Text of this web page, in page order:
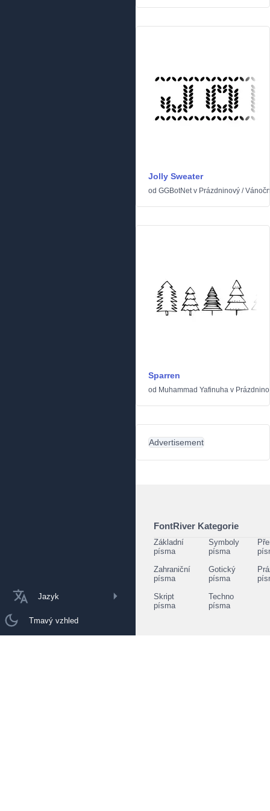
Jazyk
Tmavý vzhled
Jolly Sweater
od GGBotNetv Prázdninový /
Sparren
od Muhammad Yafinuha v
Advertisement
FontRiver Kategorie
Základní
písma
Symboly
písma
Zahraniční
písma
Gotický
písma
Skript
písma
Techno
písma